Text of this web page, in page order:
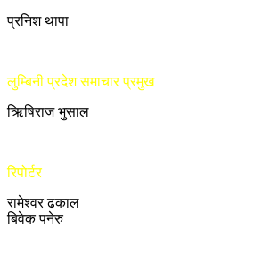
प्रनिश थापा
लुम्बिनी प्रदेश समाचार प्रमुख
ऋिषिराज भुसाल
रिपोर्टर
रामेश्वर ढकाल
बिवेक पनेरु